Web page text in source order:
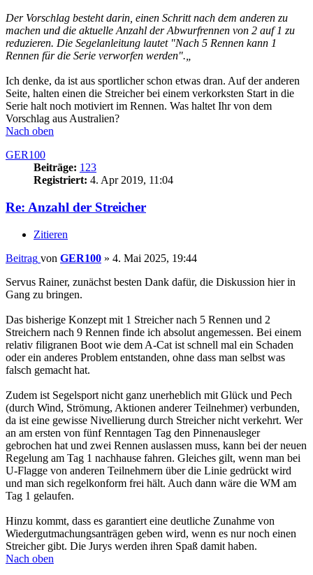
Der Vorschlag besteht darin, einen Schritt nach dem anderen zu
machen und die aktuelle Anzahl der Abwurfrennen von 2 auf 1 zu
reduzieren. Die Segelanleitung lautet "Nach 5 Rennen kann 1
Rennen für die Serie verworfen werden".„
Ich denke, da ist aus sportlicher schon etwas dran. Auf der anderen
Seite, halten einen die Streicher bei einem verkorksten Start in die
Serie halt noch motiviert im Rennen. Was haltet Ihr von dem
Vorschlag aus Australien?
Nach oben
GER100
Beiträge: 123
Registriert: 4. Apr 2019, 11:04
Re: Anzahl der Streicher
Zitieren
Beitrag von GER100 » 4. Mai 2025, 19:44
Servus Rainer, zunächst besten Dank dafür, die Diskussion hier in
Gang zu bringen.
Das bisherige Konzept mit 1 Streicher nach 5 Rennen und 2
Streichern nach 9 Rennen finde ich absolut angemessen. Bei einem
relativ filigranen Boot wie dem A-Cat ist schnell mal ein Schaden
oder ein anderes Problem entstanden, ohne dass man selbst was
falsch gemacht hat.
Zudem ist Segelsport nicht ganz unerheblich mit Glück und Pech
(durch Wind, Strömung, Aktionen anderer Teilnehmer) verbunden,
da ist eine gewisse Nivellierung durch Streicher nicht verkehrt. Wer
an am ersten von fünf Renntagen Tag den Pinnenausleger
gebrochen hat und zwei Rennen auslassen muss, kann bei der neuen
Regelung am Tag 1 nachhause fahren. Gleiches gilt, wenn man bei
U-Flagge von anderen Teilnehmern über die Linie gedrückt wird
und man sich regelkonform frei hält. Auch dann wäre die WM am
Tag 1 gelaufen.
Hinzu kommt, dass es garantiert eine deutliche Zunahme von
Wiedergutmachungsanträgen geben wird, wenn es nur noch einen
Streicher gibt. Die Jurys werden ihren Spaß damit haben.
Nach oben